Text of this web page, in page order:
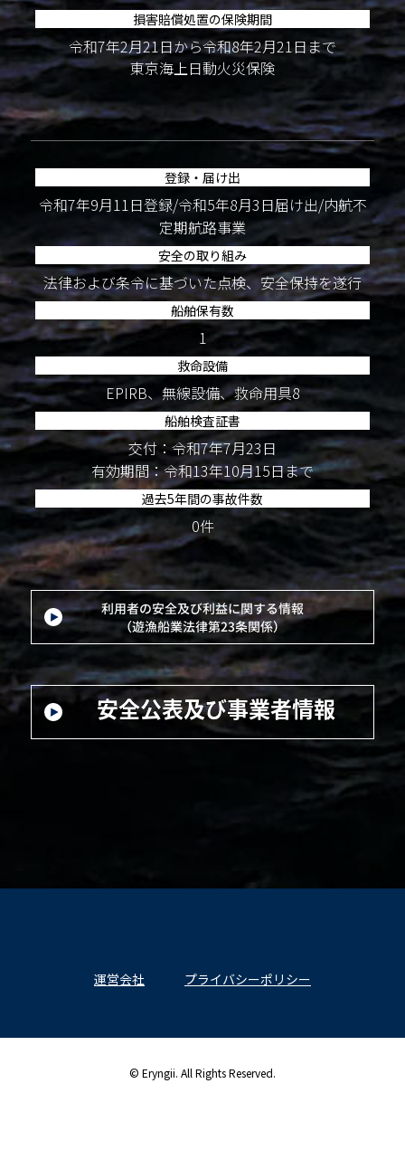
損害賠償処置の保険期間
令和7年2月21日から令和8年2月21日まで
東京海上日動火災保険
登録・届け出
令和7年9月11日登録/令和5年8月3日届け出/内航不
定期航路事業
安全の取り組み
法律および条令に基づいた点検、安全保持を遂行
船舶保有数
1
救命設備
EPIRB、無線設備、救命用具8
船舶検査証書
交付：令和7年7月23日
有効期間：令和13年10月15日まで
過去5年間の事故件数
0件
運営会社 プライバシーポリシー
© Eryngii. All Rights Reserved.